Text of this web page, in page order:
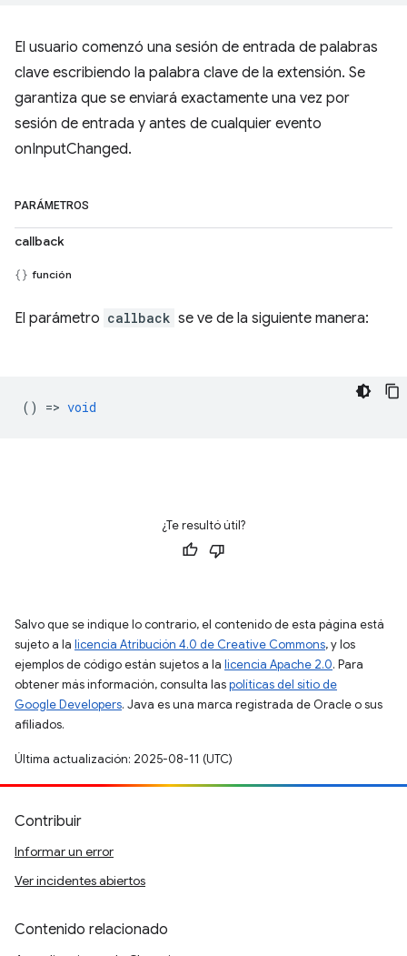
El usuario comenzó una sesión de entrada de palabras
clave escribiendo la palabra clave de la extensión. Se
garantiza que se enviará exactamente una vez por
sesión de entrada y antes de cualquier evento
onInputChanged.
PARÁMETROS
callback
función
El parámetro callback se ve de la siguiente manera:
() => void
¿Te resultó útil?
Salvo que se indique lo contrario, el contenido de esta página está
sujeto a la licencia Atribución 4.0 de Creative Commons, y los
ejemplos de código están sujetos a la licencia Apache 2.0. Para
obtener más información, consulta laspolíticas del sitio de
Google Developers. Java es una marca registrada de Oracle o sus
afiliados.
Última actualización: 2025-08-11 (UTC)
Contribuir
Informar un error
Ver incidentes abiertos
Contenido relacionado